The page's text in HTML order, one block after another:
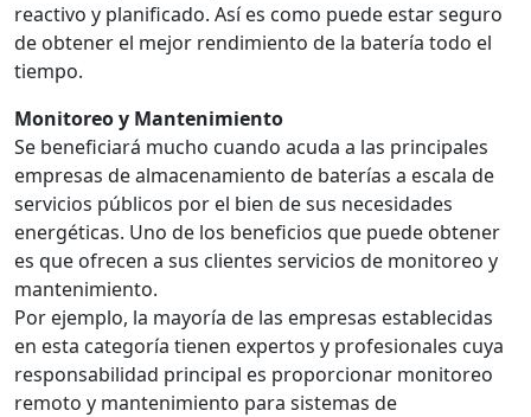
reactivo y planificado. Así es como puede estar seguro
de obtener el mejor rendimiento de la batería todo el
tiempo.
Monitoreo y Mantenimiento
Se beneficiará mucho cuando acuda a las principales
empresas de almacenamiento de baterías a escala de
servicios públicos por el bien de sus necesidades
energéticas. Uno de los beneficios que puede obtener
es que ofrecen a sus clientes servicios de monitoreo y
mantenimiento.
Por ejemplo, la mayoría de las empresas establecidas
en esta categoría tienen expertos y profesionales cuya
responsabilidad principal es proporcionar monitoreo
remoto y mantenimiento para sistemas de